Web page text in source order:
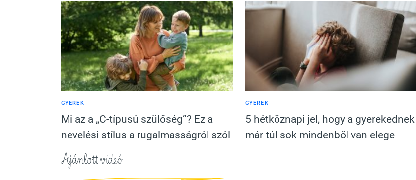
GYEREK
Mi az a „C-típusú szülőség”? Ez a
nevelési stílus a rugalmasságról szól
GYEREK
5 hétköznapi jel, hogy a gyerekednek
már túl sok mindenből van elege
Ajánlott videó